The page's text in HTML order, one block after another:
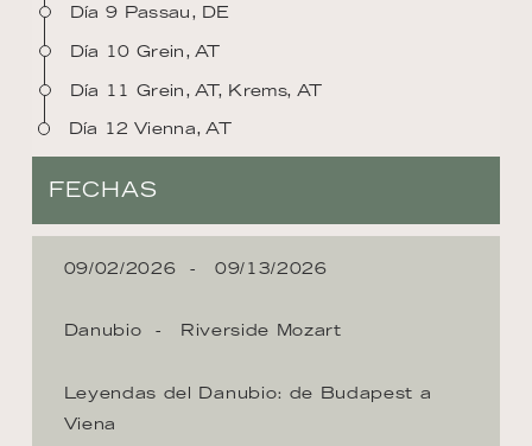
Día 9 Passau, DE
Día 10 Grein, AT
Día 11 Grein, AT, Krems, AT
Día 12 Vienna, AT
FECHAS
09/02/2026 09/13/2026
Danubio Riverside Mozart
Leyendas del Danubio: de Budapest a
Viena